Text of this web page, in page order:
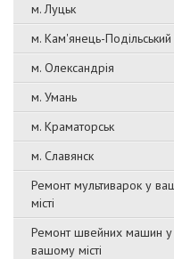
м. Луцьк
м. Кам'янець-Подільський
м. Олександрія
м. Умань
м. Краматорськ
м. Славянск
Ремонт мультиварок у
місті
Ремонт швейних машин у
вашому місті